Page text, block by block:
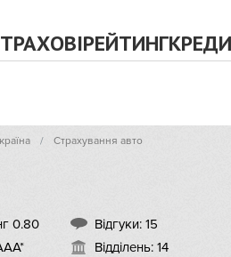
РЕЙТИНГ
Страхування авто
0.80 Відгуки: 15
Відділень: 14